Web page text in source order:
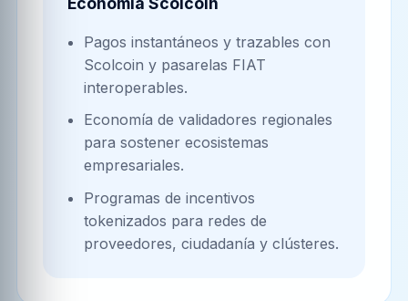
Pagos instantáneos y trazables con
Scolcoin y pasarelas FIAT
interoperables.
Economía de validadores regionales
para sostener ecosistemas
empresariales.
Programas de incentivos
tokenizados para redes de
proveedores, ciudadanía y clústeres.